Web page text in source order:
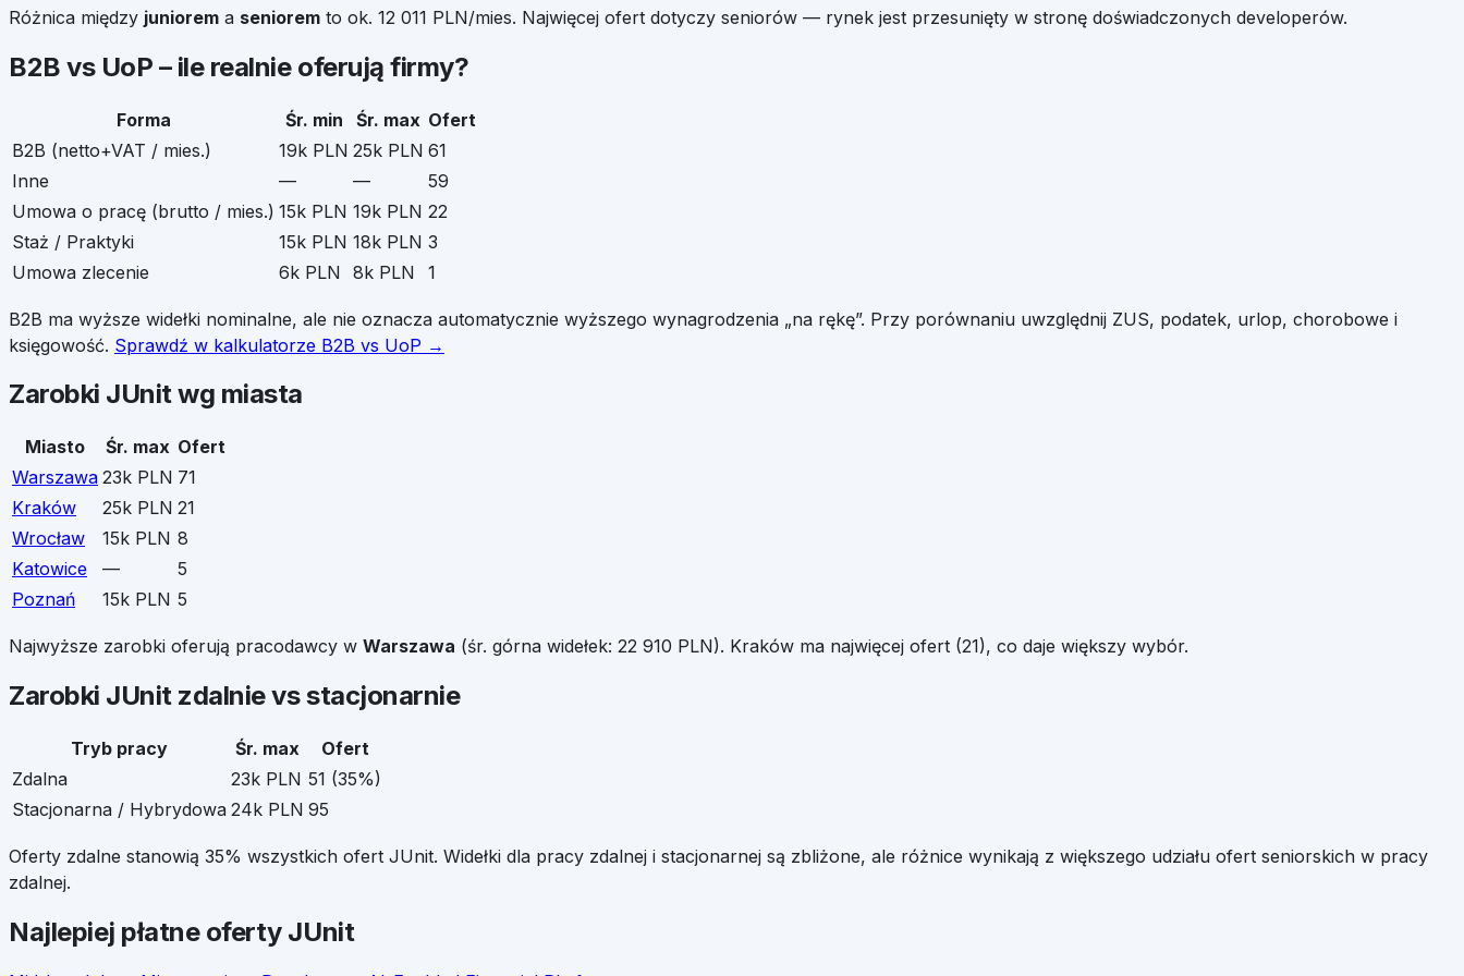
Różnica między juniorem a seniorem to ok. 12 011 PLN/mies. Najwięcej ofert dotyczy seniorów — rynek jest przesunięty w stronę doświadczonych developerów.
B2B vs UoP – ile realnie oferują firmy?
Forma Śr. min Śr. max Ofert
B2B (netto+VAT / mies.)
19k PLN 25k PLN 61
Inne
— —
59
Umowa o pracę (brutto / mies.) 15k PLN 19k PLN 22
Staż / Praktyki
15k PLN 18k PLN 3
Umowa zlecenie
6k PLN 8k PLN 1
B2B ma wyższe widełki nominalne, ale nie oznacza automatycznie wyższego wynagrodzenia „na rękę”. Przy porównaniu uwzględnij ZUS, podatek, urlop, chorobowe i
księgowość. Sprawdź w kalkulatorze B2B vs UoP →
Zarobki JUnitwg miasta
Miasto Śr. max Ofert
Warszawa 23k PLN 71
Kraków
25k PLN 21
Wrocław
15k PLN 8
Katowice
—
5
Poznań
15k PLN 5
Najwyższe zarobki oferują pracodawcy w Warszawa (śr. górna widełek: 22 910 PLN). Kraków ma najwięcej ofert (21), co daje większy wybór.
Zarobki JUnitzdalnie vs stacjonarnie
Tryb pracy Śr. max
Ofert
Zdalna
23k PLN 51 (35%)
Stacjonarna / Hybrydowa 24k PLN 95
Oferty zdalne stanowią 35% wszystkich ofert JUnit. Widełki dla pracy zdalnej i stacjonarnej są zbliżone, ale różnice wynikają z większego udziału ofert seniorskich w pracy
zdalnej.
Najlepiej płatne oferty JUnit